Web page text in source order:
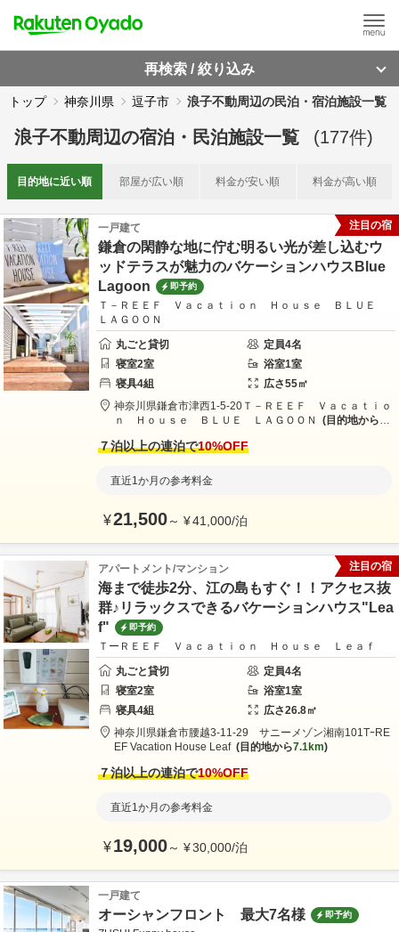
再検索 / 絞り込み
トップ 神奈川県 逗子市 浪子不動周辺の民泊・宿泊施設一覧
浪子不動周辺の宿泊・民泊施設一覧 (177件)
目的地に近い順 部屋が広い順 料金が安い順 料金が高い順
一戸建て
鎌倉の閑静な地に佇む明るい光が差し込むウ
ッドテラスが魅力のバケーションハウスBlue
Lagoon
即予約
Ｔ－ＲＥＥＦ Ｖａｃａｔｉｏｎ Ｈｏｕｓｅ ＢＬＵＥ
ＬＡＧＯＯＮ
丸ごと貸切
定員4名
寝室2室 浴室1室
寝具4組 広さ55㎡
神奈川県鎌倉市津西1-5-20 Ｔ－ＲＥＥＦ Ｖａｃａｔｉｏ
ｎ Ｈｏｕｓｅ ＢＬＵＥ ＬＡＧＯＯＮ
目的地から6.
７泊以上の連泊で10%OFF
直近1か月の参考料金
¥21,500～ ¥41,000/泊
注目の宿
アパートメント/マンション
海まで徒歩2分、江の島もすぐ！！アクセス抜
群♪リラックスできるバケーションハウス"Lea
f"
即予約
ＴーＲＥＥＦ Ｖａｃａｔｉｏｎ Ｈｏｕｓｅ Ｌｅａｆ
丸ごと貸切
定員4名
寝室2室 浴室1室
寝具4組 広さ26.8㎡
神奈川県鎌倉市腰越3-11-29 サニーメゾン湘南101TｰRE
EF Vacation House Leaf
目的地から7.1km
７泊以上の連泊で10%OFF
直近1か月の参考料金
¥19,000～ ¥30,000/泊
注目の宿
一戸建て
オーシャンフロント 最大7名様 即予約